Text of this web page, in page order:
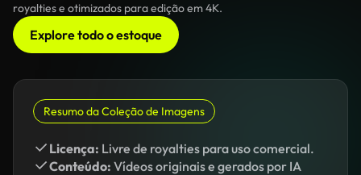
royalties e otimizados para edição em 4K.
Explore todo o estoque
Resumo da Coleção de Imagens
Licença: Livre de royalties para uso comercial.
Conteúdo: Vídeos originais e gerados por IA